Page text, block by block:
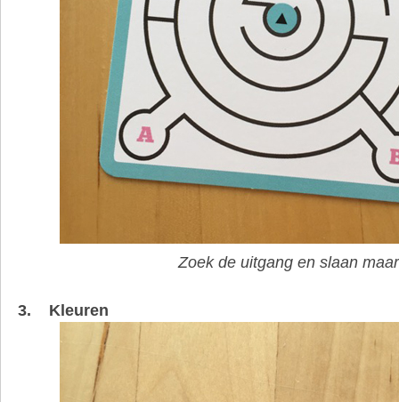
Zoek de uitgang en slaan
3. Kleuren